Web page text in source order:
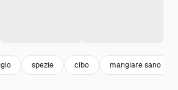
spezie cibo mangiare sano